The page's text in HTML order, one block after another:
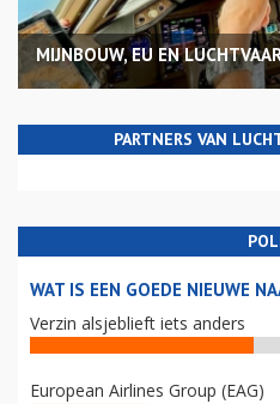
MIJNBOUW, EU EN
PARTNERS VAN
WAT IS EEN GOEDE NIEUWE
Verzin alsjeblieft iets anders
European Airlines Group (EAG)